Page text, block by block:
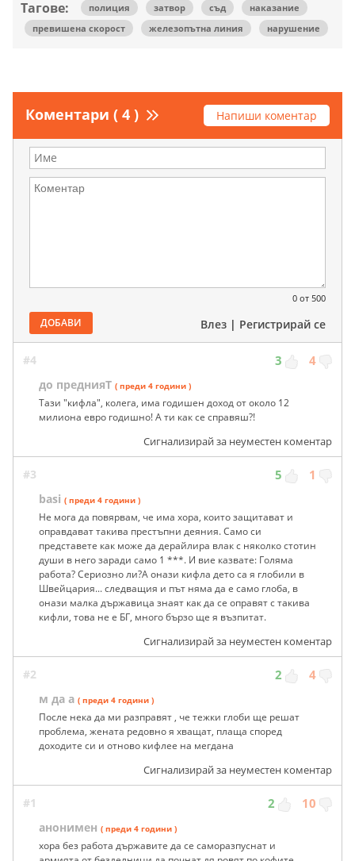
Тагове: полиция затвор съд
наказание
превишена скорост
железопътна линия нарушение
Коментари ( 4 ) Напиши коментар
0 от 500
ДОБАВИ Влез | Регистрирай се
#4 3 4
до преднияТ ( преди 4 години )
Тази "кифла", колега, има годишен доход от около 12
милиона евро годишно! А ти как се справяш?!
Сигнализирай за неуместен коментар
#3 5 1
basi ( преди 4 години )
Не мога да повярвам, че има хора, които защитават и
оправдават такива престъпни деяния. Само си
представете как може да дерайлира влак с няколко стотин
души в него заради само 1 ***. И вие казвате: Голяма
работа? Сериозно ли?А онази кифла дето са я глобили в
Швейцария... следващия и път няма да е само глоба, в
онази малка държавица знаят как да се оправят с такива
кифли, това не е БГ, много бързо ще я възпитат.
Сигнализирай за неуместен коментар
#2 2 4
м да а ( преди 4 години )
После нека да ми разправят , че тежки глоби ще решат
проблема, жената редовно я хващат, плаща според
доходите си и отново кифлее на мегдана
Сигнализирай за неуместен коментар
#1 2 10
анонимен ( преди 4 години )
хора без работа държавите да се саморазпуснат и